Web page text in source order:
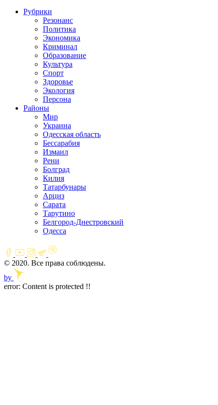
Рубрики
Резонанс
Политика
Экономика
Криминал
Образование
Культура
Спорт
Здоровье
Экология
Персона
Районы
Мир
Украина
Одесская область
Бессарабия
Измаил
Рени
Болград
Килия
Татарбунары
Арциз
Сарата
Тарутино
Белгород-Днестровский
Одесса
© 2020. Все права соблюдены.
by
error: Content is protected !!